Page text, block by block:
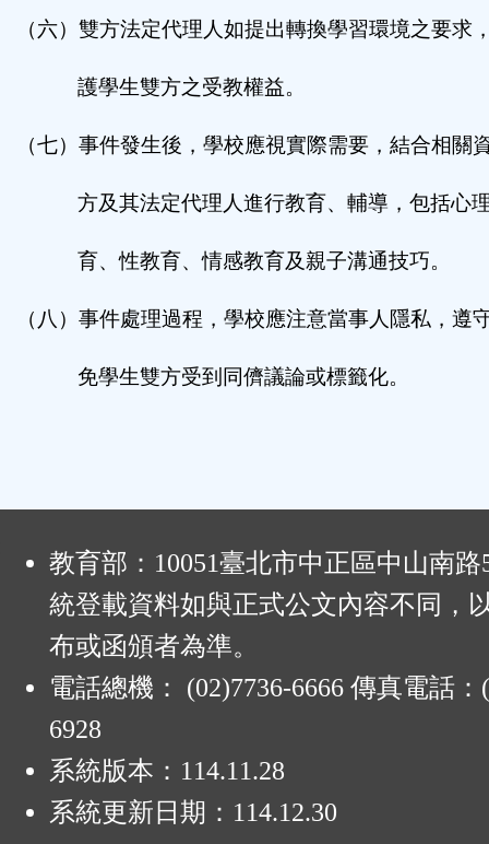
（六）雙方法定代理人如提出轉換學習環境之要求
護學生雙方之受教權益。
（七）事件發生後，學校應視實際需要，結合相關
方及其法定代理人進行教育、輔導， 包括心
育、性教育、情感教育及親子溝通技巧。
（八）事件處理過程，學校應注意當事人隱私，遵
免學生雙方受到同儕議論或標籤化。
教育部：10051臺北市中正區中山南
統登載資料如與正式公文內容不同，
布或函頒者為準。
電話總機： (02)7736-6666 傳真電話：
6928
系統版本： 114.11.28
系統更新日期： 114.12.30